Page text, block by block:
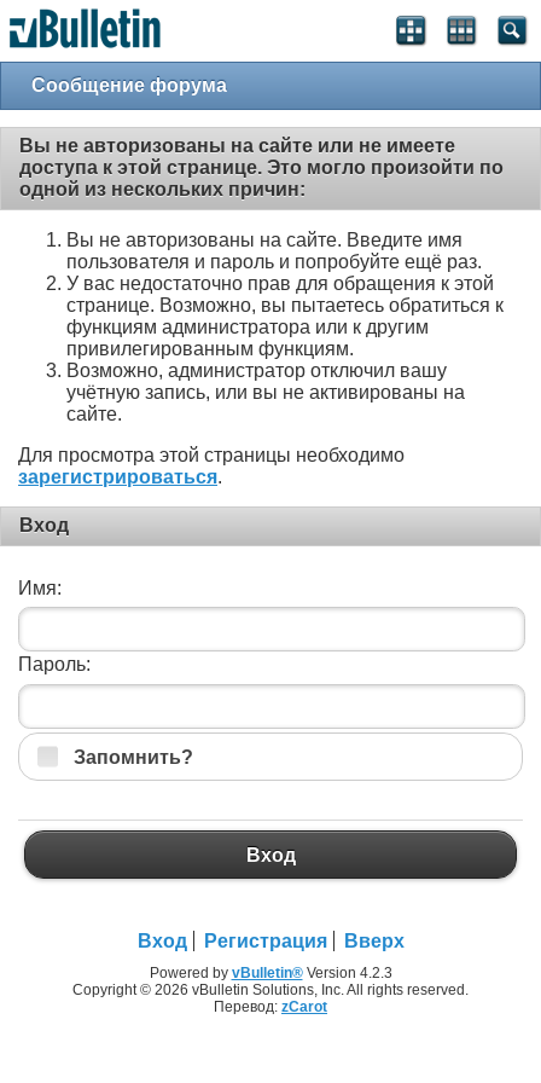
Сообщение форума
Вы не авторизованы на сайте или не имеете
доступа к этой странице. Это могло произойти по
одной из нескольких причин:
Вы не авторизованы на сайте. Введите имя
пользователя и пароль и попробуйте ещё раз.
У вас недостаточно прав для обращения к этой
странице. Возможно, вы пытаетесь обратиться к
функциям администратора или к другим
привилегированным функциям.
Возможно, администратор отключил вашу
учётную запись, или вы не активированы на
сайте.
Для просмотра этой страницы необходимо
зарегистрироваться.
Вход
Имя:
Пароль:
Запомнить?
Вход
Вход Регистрация Вверх
Powered by vBulletin®Version 4.2.3
Copyright © 2026 vBulletin Solutions, Inc. All rights reserved.
Перевод: zCarot